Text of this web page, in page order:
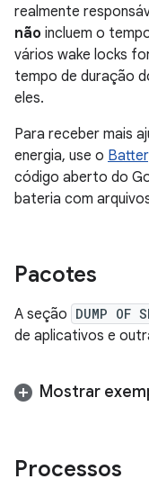
realmente
não incluem o
vários wake locks
tempo de duração
eles.
Para receber mais
energia, use o
código aberto do
bateria com
Pacotes
A seção DUMP OF
de aplicativos e
Mostrar
Processos